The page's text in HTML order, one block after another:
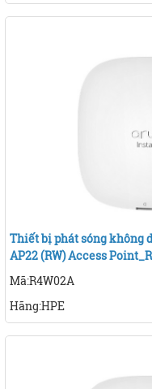
Thiết bị phát sóng không
AP22 (RW) Access
Mã:R4W02A
Hãng:HPE